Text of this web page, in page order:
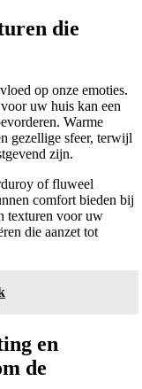
die
op onze emoties.
uw huis kan een
Warme
gezellige sfeer, terwijl
zijn.
of fluweel
comfort bieden bij
texturen voor uw
die aanzet tot
en
de